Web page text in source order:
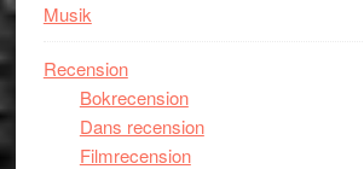
Musik
Recension
Bokrecension
Dans recension
Filmrecension